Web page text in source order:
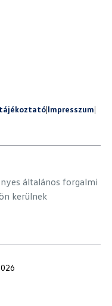
tájékoztató|Impresszum|
általános forgalmi
kerülnek